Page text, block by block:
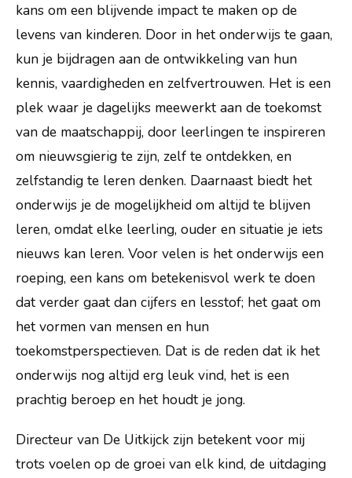
Margrietstraat 2
info@deuitkijck.nl
kans om een blijvende impact te maken op de
levens van kinderen. Door in het onderwijs te gaan,
kun je bijdragen aan de ontwikkeling van hun
kennis, vaardigheden en zelfvertrouwen. Het is een
plek waar je dagelijks meewerkt aan de toekomst
van de maatschappij, door leerlingen te inspireren
om nieuwsgierig te zijn, zelf te ontdekken, en
zelfstandig te leren denken. Daarnaast biedt het
onderwijs je de mogelijkheid om altijd te blijven
leren, omdat elke leerling, ouder en situatie je iets
nieuws kan leren. Voor velen is het onderwijs een
roeping, een kans om betekenisvol werk te doen
dat verder gaat dan cijfers en lesstof; het gaat om
het vormen van mensen en hun
toekomstperspectieven. Dat is de reden dat ik het
onderwijs nog altijd erg leuk vind, het is een
prachtig beroep en het houdt je jong.
Directeur van De Uitkijck zijn betekent voor mij
trots voelen op de groei van elk kind, de uitdaging